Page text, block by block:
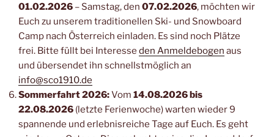
01.02.2026 – Samstag, den 07.02.2026, möchten wir
Euch zu unserem traditionellen Ski- und Snowboard
Camp nach Österreich einladen. Es sind noch Plätze
frei. Bitte füllt bei Interesse den Anmeldebogen aus
und übersendet ihn schnellstmöglich an
info@sco1910.de
Sommerfahrt 2026:Vom 14.08.2026 bis
22.08.2026 (letzte Ferienwoche) warten wieder 9
spannende und erlebnisreiche Tage auf Euch. Es geht